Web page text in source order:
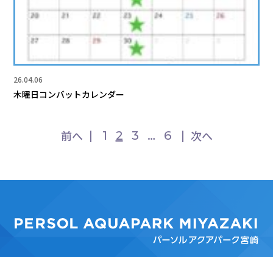
26.04.06
木曜日コンバットカレンダー
前へ 1 2 3 … 6 次へ